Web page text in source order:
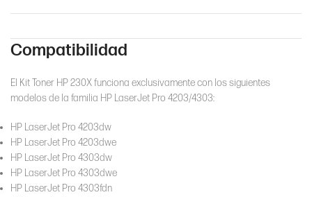
Compatibilidad
El Kit Toner HP 230X funciona exclusivamente con los siguientes
modelos de la familia HP LaserJet Pro 4203/4303:
HP LaserJet Pro 4203dw
HP LaserJet Pro 4203dwe
HP LaserJet Pro 4303dw
HP LaserJet Pro 4303dwe
HP LaserJet Pro 4303fdn